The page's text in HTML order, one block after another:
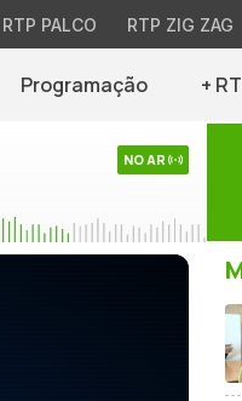
RTP PALCO RTP ZIG ZAG
Programação +
NO AR